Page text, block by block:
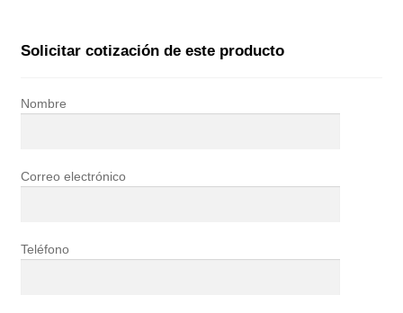
Solicitar cotización de este producto
Nombre
Correo electrónico
Teléfono